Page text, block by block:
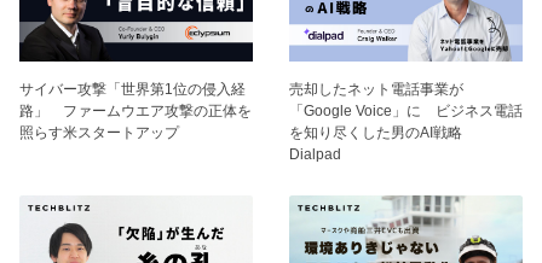
サイバー攻撃「世界第1位の侵入経
路」 ファームウエア攻撃の正体を
照らす米スタートアップ
売却したネット電話事業が
「Google Voice」に ビジネス電話
を知り尽くした男のAI戦略
Dialpad